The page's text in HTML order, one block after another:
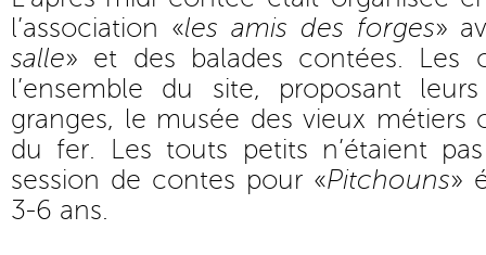
l’association «les amis des forges»
salle» et des balades contées. Les
l’ensemble du site, proposant
granges, le musée des vieux
du fer. Les touts petits n’étaient
session de contes pour «Pitchouns»
3-6 ans.